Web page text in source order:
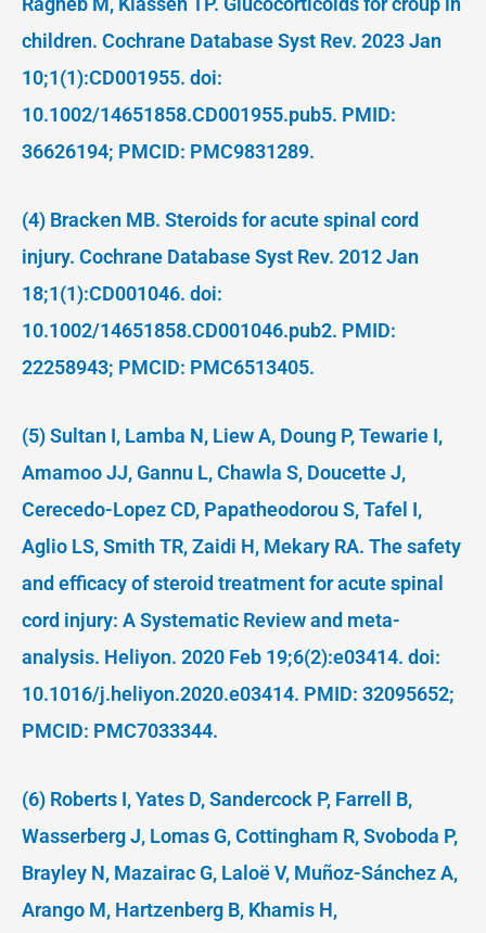
children. Cochrane Database Syst Rev. 2023 Jan
10;1(1):CD001955. doi:
10.1002/14651858.CD001955.pub5. PMID:
36626194; PMCID: PMC9831289.
(4) Bracken MB. Steroids for acute spinal cord
injury. Cochrane Database Syst Rev. 2012 Jan
18;1(1):CD001046. doi:
10.1002/14651858.CD001046.pub2. PMID:
22258943; PMCID: PMC6513405.
(5) Sultan I, Lamba N, Liew A, Doung P, Tewarie I,
Amamoo JJ, Gannu L, Chawla S, Doucette J,
Cerecedo-Lopez CD, Papatheodorou S, Tafel I,
Aglio LS, Smith TR, Zaidi H, Mekary RA. The safety
and efficacy of steroid treatment for acute spinal
cord injury: A Systematic Review and meta-
analysis. Heliyon. 2020 Feb 19;6(2):e03414. doi:
10.1016/j.heliyon.2020.e03414. PMID: 32095652;
PMCID: PMC7033344.
(6) Roberts I, Yates D, Sandercock P, Farrell B,
Wasserberg J, Lomas G, Cottingham R, Svoboda P,
Brayley N, Mazairac G, Laloë V, Muñoz-Sánchez A,
Arango M, Hartzenberg B, Khamis H,